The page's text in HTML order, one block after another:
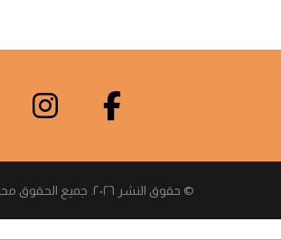
© حقوق النشر ٢٠٢٦. جميع الحقوق محفوظة.